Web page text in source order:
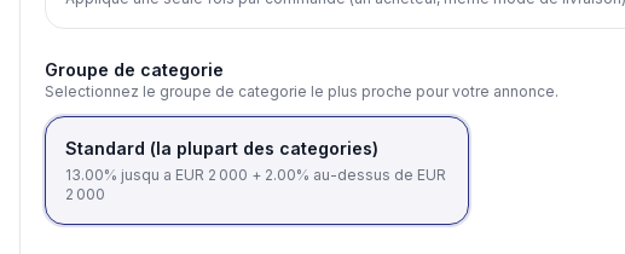
Groupe de categorie
Selectionnez le groupe de categorie le plus proche pour votre annonce.
Standard (la plupart des categories)
13.00% jusqu a EUR 2 000 + 2.00% au-dessus de EUR
2 000